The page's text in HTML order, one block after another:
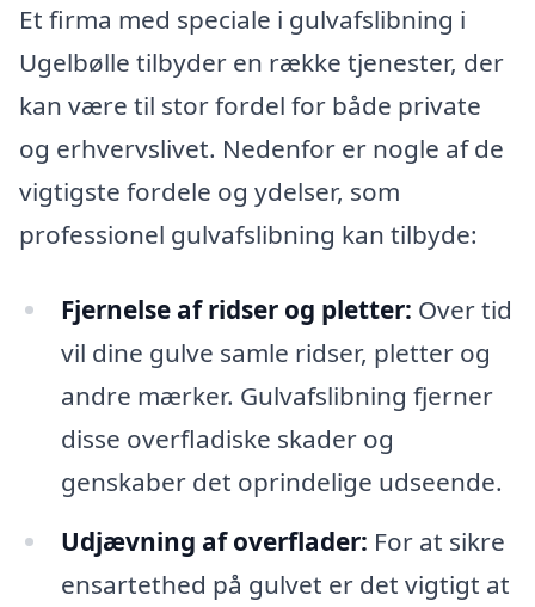
Et firma med speciale i gulvafslibning i
Ugelbølle tilbyder en række tjenester, der
kan være til stor fordel for både private
og erhvervslivet. Nedenfor er nogle af de
vigtigste fordele og ydelser, som
professionel gulvafslibning kan tilbyde:
Fjernelse af ridser og pletter: Over tid
vil dine gulve samle ridser, pletter og
andre mærker. Gulvafslibning fjerner
disse overfladiske skader og
genskaber det oprindelige udseende.
Udjævning af overflader: For at sikre
ensartethed på gulvet er det vigtigt at